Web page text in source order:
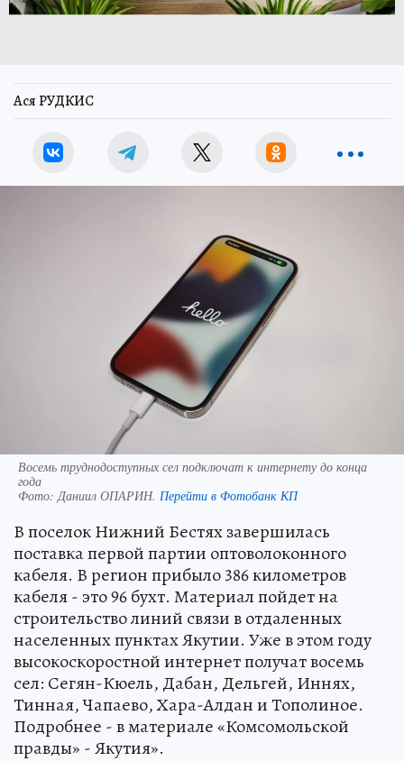
Ася РУДКИС
Восемь труднодоступных сел подключат к интернету до конца
года
Фото: Даниил ОПАРИН. Перейти в Фотобанк КП
В поселок Нижний Бестях завершилась
поставка первой партии оптоволоконного
кабеля. В регион прибыло 386 километров
кабеля - это 96 бухт. Материал пойдет на
строительство линий связи в отдаленных
населенных пунктах Якутии. Уже в этом году
высокоскоростной интернет получат восемь
сел: Сегян-Кюель, Дабан, Дельгей, Иннях,
Тинная, Чапаево, Хара-Алдан и Тополиное.
Подробнее - в материале «Комсомольской
правды» - Якутия».